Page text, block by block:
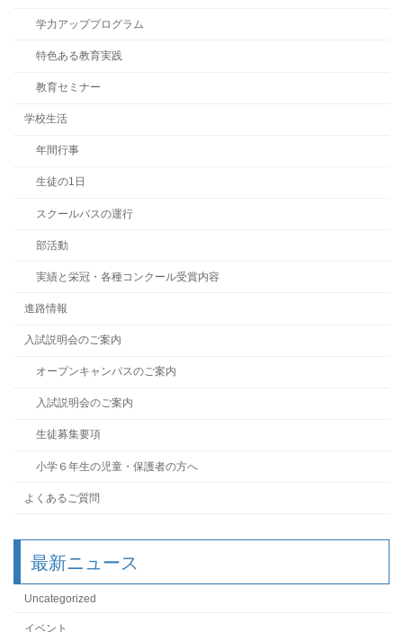
学力アッププログラム
特色ある教育実践
教育セミナー
学校生活
年間行事
生徒の1日
スクールバスの運行
部活動
実績と栄冠・各種コンクール受賞内容
進路情報
入試説明会のご案内
オープンキャンパスのご案内
入試説明会のご案内
生徒募集要項
小学６年生の児童・保護者の方へ
よくあるご質問
最新ニュース
Uncategorized
イベント